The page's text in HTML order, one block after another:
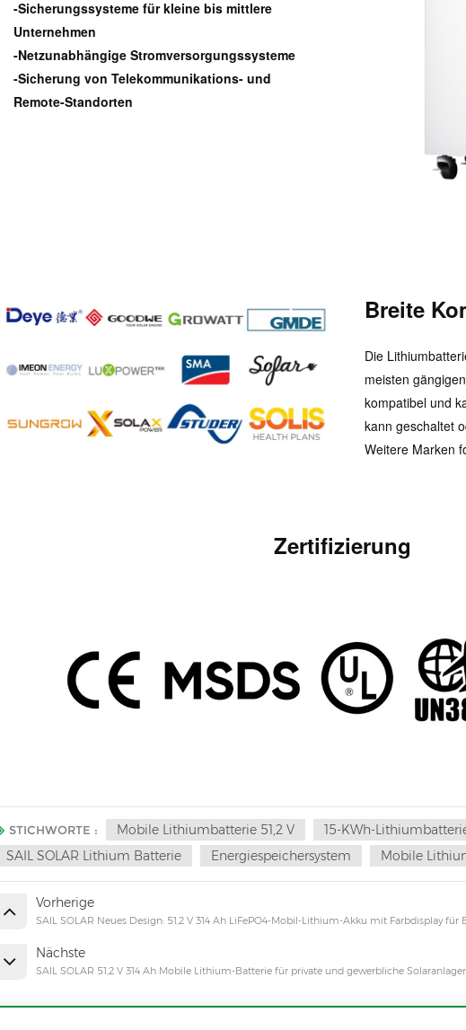
-Sicherungssysteme für kleine bis mittlere
Unternehmen
-Netzunabhängige Stromversorgungssysteme
-Sicherung von Telekommunikations- und
Remote-Standorten
Breite
Die
meisten
kompatibel und
kann geschaltet
Weitere Marken
Zertifizierung
STICHWORTE : Mobile Lithiumbatterie 51,2 V 15-KWh-
SAIL SOLAR Lithium Batterie
Energiespeichersystem Mobile
Vorherige
SAIL SOLAR Neues Design: 51,2 V 314 Ah LiFePO4-Mobil-Lithium-Akku mit Farbdisplay für
Nächste
SAIL SOLAR 51,2 V 314 Ah Mobile Lithium-Batterie für private und gewerbliche